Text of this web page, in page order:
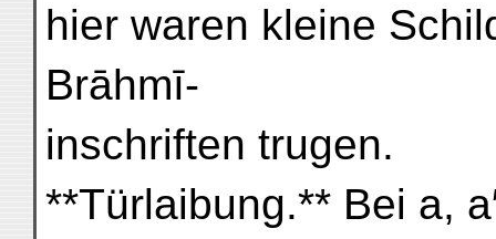
hier waren kleine
Brāhmī-
inschriften trugen.
**Türlaibung.** Bei a,